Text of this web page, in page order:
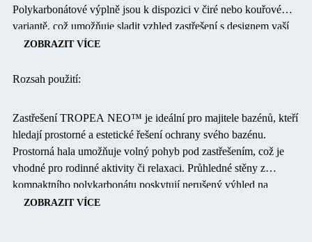
Polykarbonátové výplně jsou k dispozici v čiré nebo kouřové
variantě, což umožňuje sladit vzhled zastřešení s designem vaší
zahrady.
ZOBRAZIT VÍCE
Rozsah použití:
Zastřešení TROPEA NEO™ je ideální pro majitele bazénů, kteří
hledají prostorné a estetické řešení ochrany svého bazénu.
Prostorná hala umožňuje volný pohyb pod zastřešením, což je
vhodné pro rodinné aktivity či relaxaci. Průhledné stěny z
kompaktního polykarbonátu poskytují nerušený výhled na
zahradu a umožňují dohled nad dětmi při jejich hrách.
ZOBRAZIT VÍCE